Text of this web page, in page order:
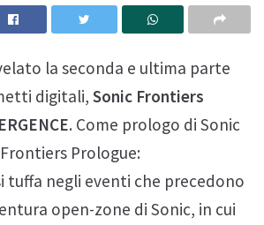
la seconda e ultima parte
digitali, Sonic Frontiers
. Come prologo di Sonic
Prologue:
si tuffa negli eventi che precedono
open-zone di Sonic, in cui